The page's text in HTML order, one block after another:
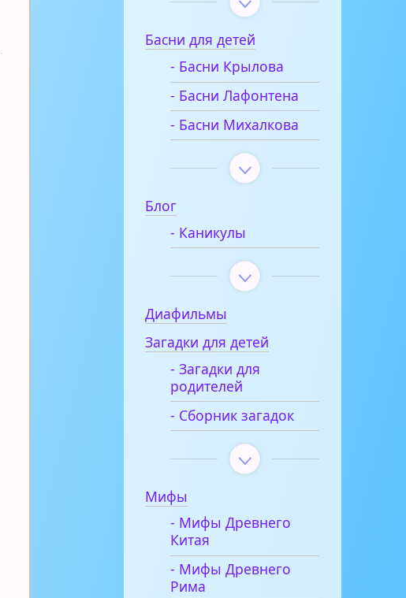
Басни для детей
- Басни Крылова
- Басни Лафонтена
- Басни Михалкова
Блог
- Каникулы
Диафильмы
Загадки для детей
- Загадки для
родителей
- Сборник загадок
Мифы
- Мифы Древнего
Китая
- Мифы Древнего
Рима